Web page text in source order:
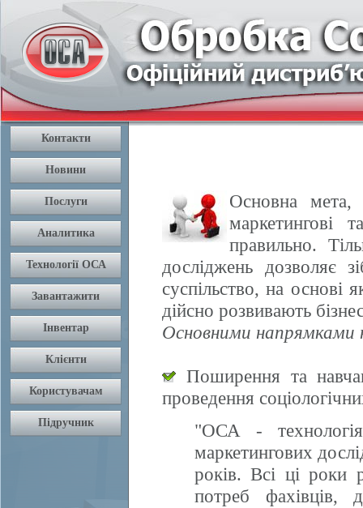
Основна мета,
маркетингові
правильно.
досліджень дозволяє
суспільство, на основі
дійсно розвивають
Основними напрямками
Поширення та
проведення
"ОСА -
маркетингових
років. Всі ці роки
потреб фахівців,